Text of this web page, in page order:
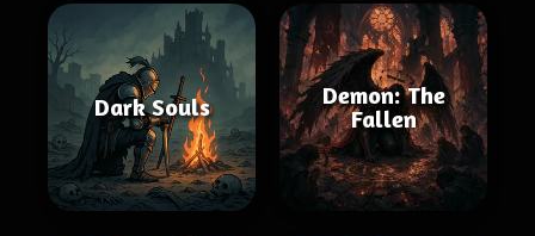
Dark Souls
Demon: The
Fallen